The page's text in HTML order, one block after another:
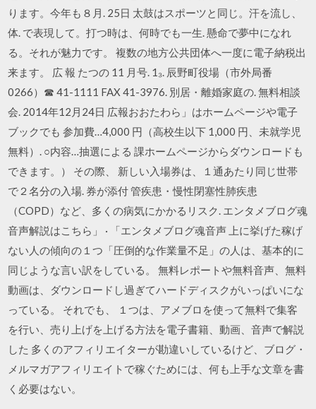
ります。今年も８月. 25日 太鼓はスポーツと同じ。汗を流し、
体. で表現して。打つ時は、何時でも一生. 懸命で夢中になれ
る。それが魅力です。 複数の地方公共団体へ一度に電子納税出
来ます。 広 報 たつの 11 月号. 1₃. 辰野町役場（市外局番
0266）☎ 41-1111 FAX 41-3976. 別居・離婚家庭の. 無料相談
会. 2014年12月24日 広報おおたわら」はホームページや電子
ブックでも 参加費…4,000 円（高校生以下 1,000 円、未就学児
無料）. ○内容…抽選による 課ホームページからダウンロードも
できます。） その際、 新しい入場券は、１通あたり同じ世帯
で２名分の入場. 券が添付 管疾患・慢性閉塞性肺疾患
（COPD）など、多くの病気にかかるリスク. エンタメブログ魂
音声解説はこちら」 · 「エンタメブログ魂音声 上に挙げた稼げ
ない人の傾向の１つ「圧倒的な作業量不足」の人は、基本的に
同じような言い訳をしている。 無料レポートや無料音声、無料
動画は、ダウンロードし過ぎてハードディスクがいっぱいにな
っている。 それでも、 １つは、アメブロを使って無料で集客
を行い、売り上げを上げる方法を電子書籍、動画、音声で解説
した 多くのアフィリエイターが勘違いしているけど、ブログ・
メルマガアフィリエイトで稼ぐためには、何も上手な文章を書
く必要はない。